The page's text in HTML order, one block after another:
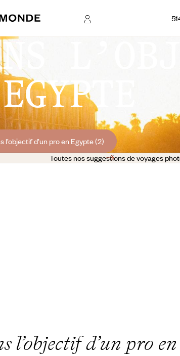
d’un pro en Egypte (2)
Toutes nos suggestions de voyages
l’objectif d’un pro